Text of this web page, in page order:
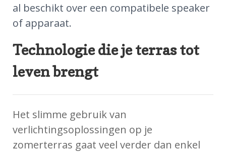
al beschikt over een compatibele speaker
of apparaat.
Technologie die je terras tot
leven brengt
Het slimme gebruik van
verlichtingsoplossingen op je
zomerterras gaat veel verder dan enkel